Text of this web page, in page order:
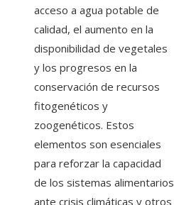
acceso a agua potable de
calidad, el aumento en la
disponibilidad de vegetales
y los progresos en la
conservación de recursos
fitogenéticos y
zoogenéticos. Estos
elementos son esenciales
para reforzar la capacidad
de los sistemas alimentarios
ante crisis climáticas y otros